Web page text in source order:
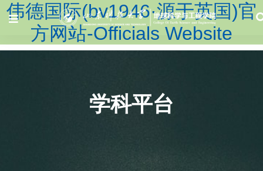
伟德国际(bv1946·源于英国)官
方网站-Officials Website
学科平台